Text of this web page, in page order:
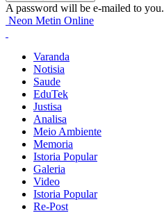
A password will be e-mailed to you.
Neon Metin Online
Varanda
Notisia
Saude
EduTek
Justisa
Analisa
Meio Ambiente
Memoria
Istoria Popular
Galeria
Video
Istoria Popular
Re-Post